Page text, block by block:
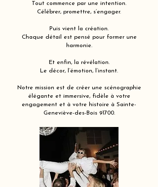
Tout commence par une intention.
Célébrer, promettre, s’engager.
Puis vient la création.
Chaque détail est pensé pour former une
harmonie.
Et enfin, la révélation.
Le décor, l’émotion, l’instant.
Notre mission est de créer une scénographie
élégante et immersive, fidèle à votre
engagement et à votre histoire à Sainte-
Geneviève-des-Bois 91700.